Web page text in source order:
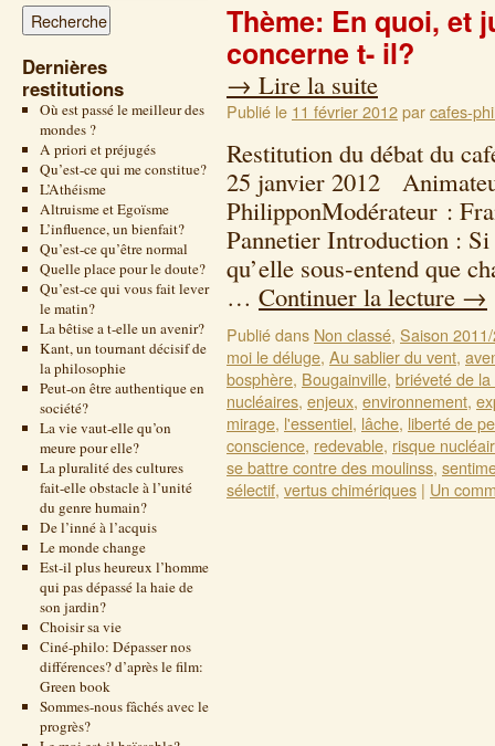
Dernières
restitutions
Où est passé le meilleur des
mondes ?
A priori et préjugés
Qu’est-ce qui me constitue?
L’Athéisme
Altruisme et Egoïsme
L’influence, un bienfait?
Qu’est-ce qu’être normal
Quelle place pour le doute?
Qu’est-ce qui vous fait lever
le matin?
La bêtise a t-elle un avenir?
Kant, un tournant décisif de
la philosophie
Peut-on être authentique en
société?
La vie vaut-elle qu’on
meure pour elle?
La pluralité des cultures
fait-elle obstacle à l’unité
du genre humain?
De l’inné à l’acquis
Le monde change
Est-il plus heureux l’homme
qui pas dépassé la haie de
son jardin?
Choisir sa vie
Ciné-philo: Dépasser nos
différences? d’après le film:
Green book
Sommes-nous fâchés avec le
progrès?
Thème: En quoi, et
concerne t- il?
→ Lire la suite
Publié le 11 février 2012parcafes-
Restitution du débat du
25 janvier 2012
PhilipponModérateur :
Pannetier Introduction :
qu’elle sous-entend que
… Continuer la lecture →
Publié dans Non classé, Saison
moi le déluge, Au sablier du vent,
bosphère, Bougainville, briéveté de la
nucléaires, enjeux, environnement,
mirage, l'essentiel, lâche, liberté de
conscience, redevable, risque
se battre contre des moulinss,
sélectif, vertus chimériques | Un